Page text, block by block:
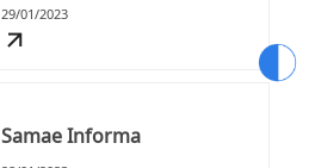
29/01/2023
Samae Informa